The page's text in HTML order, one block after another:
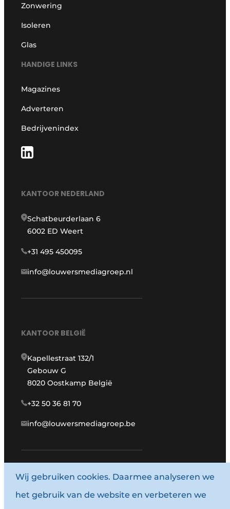
Zonwering
Isoleren
Glas
HANDIGE LINKS
Magazines
Adverteren
Bedrijvenindex
KANTOOR NEDERLAND
Schatbeurderlaan 6
6002 ED Weert
+31 495 450095
info@louwersmediagroep.nl
KANTOOR BELGIË
Kapellestraat 132/1
Gebouw G
8020 Oostkamp België
+32 50 36 81 70
info@louwersmediagroep.be
www.louwersmediagroep.com
© 1987 - 2026 Louwersmediagroep.
Wij gebruiken cookies. Daarmee analyseren we
het gebruik van de website en verbeteren we